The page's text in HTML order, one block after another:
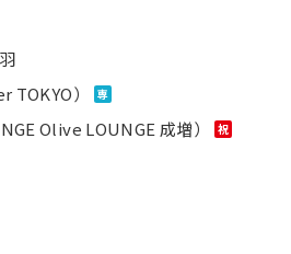
）
専
Olive LOUNGE 成増） 祝